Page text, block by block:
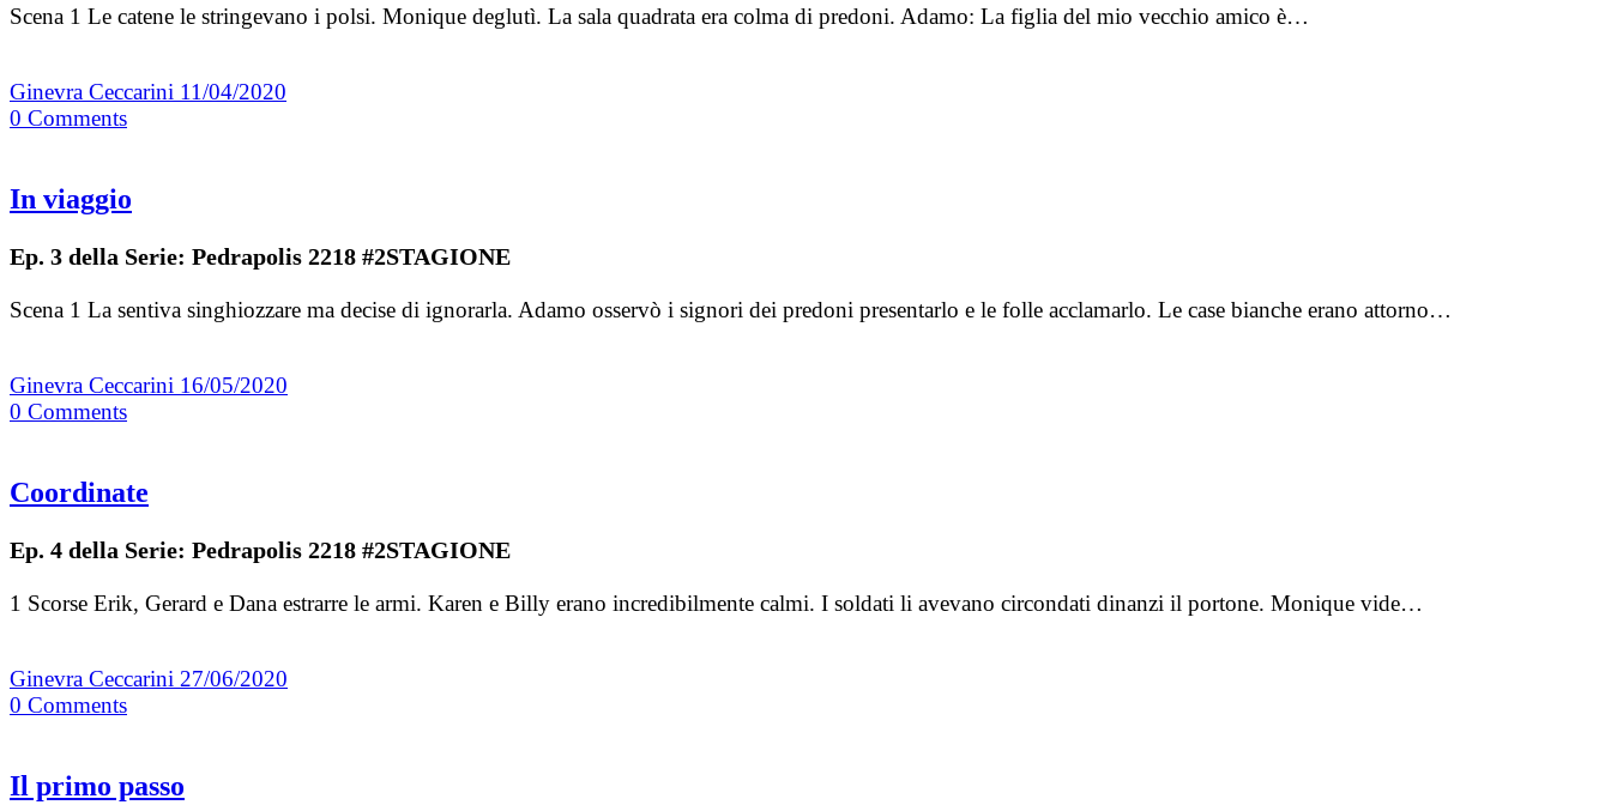
Scena 1 Le catene le stringevano i polsi. Monique deglutì. La sala quadrata era colma di predoni. Adamo: La figlia del mio vecchio amico è…
Ginevra Ceccarini 11/04/2020
0 Comments
In viaggio
Ep. 3 della Serie: Pedrapolis 2218 #2STAGIONE
Scena 1 La sentiva singhiozzare ma decise di ignorarla. Adamo osservò i signori dei predoni presentarlo e le folle acclamarlo. Le case bianche erano attorno…
Ginevra Ceccarini 16/05/2020
0 Comments
Coordinate
Ep. 4 della Serie: Pedrapolis 2218 #2STAGIONE
1 Scorse Erik, Gerard e Dana estrarre le armi. Karen e Billy erano incredibilmente calmi. I soldati li avevano circondati dinanzi il portone. Monique vide…
Ginevra Ceccarini 27/06/2020
0 Comments
Il primo passo